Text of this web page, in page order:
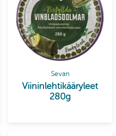
Sevan
Viininlehtikääryleet
280g